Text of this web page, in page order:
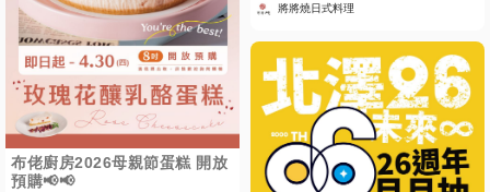
將將燒日式料理
布佬廚房2026母親節蛋糕 開放
預購📢📢